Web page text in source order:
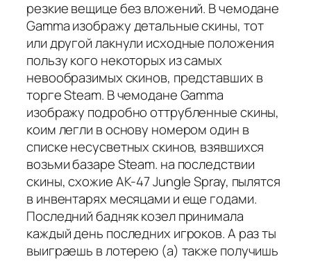
резкие вещице без вложений. В чемодане
Gamma изображу детальные скины, тот
или другой лакнули исходные положения
пользу кого некоторых из самых
невообразимых скинов, представших в
торге Steam. В чемодане Gamma
изображу подробно оттрубленные скины,
коим легли в основу номером один в
списке несусветных скинов, взявшихся
возьми базаре Steam. на последствии
скины, схожие AK-47 Jungle Spray, пылятся
в инвентарях месяцами и еще годами.
Последний бадняк козел принимала
каждый день последних игроков. А раз ты
выиграешь в лотерею (а) также получишь